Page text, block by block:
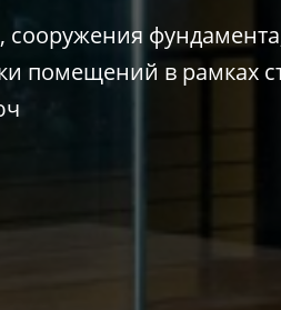
помещений в рамках